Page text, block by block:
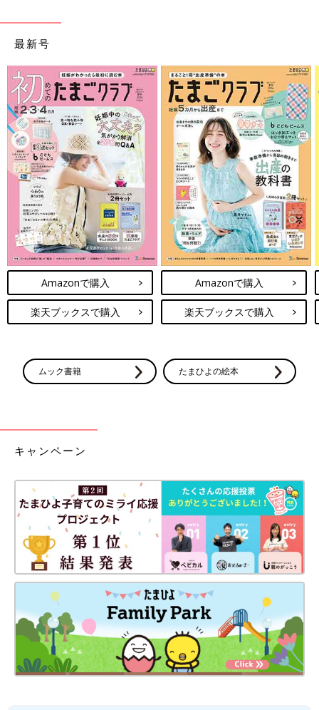
最新号
Amazonで購入
楽天ブックスで購入
Amazonで購入
楽天ブックスで購入
ムック書籍 たまひよの絵本
キャンペーン